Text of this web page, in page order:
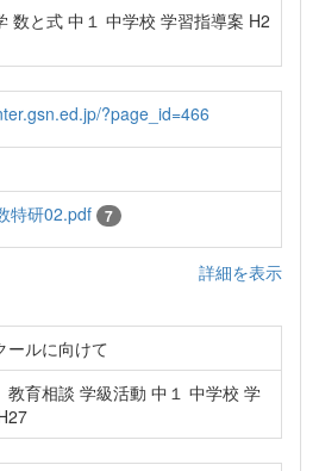
数と式 中１ 中学校 学習指導案 H2
?page_id=466
特研02.pdf 7
詳細を表示
ールに向けて
教育相談 学級活動 中１ 中学校 学